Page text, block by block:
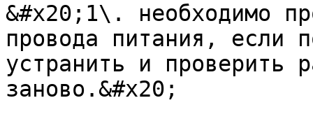
&#x20;1\. необходимо
провода питания, если
устранить и проверить
заново.&#x20;